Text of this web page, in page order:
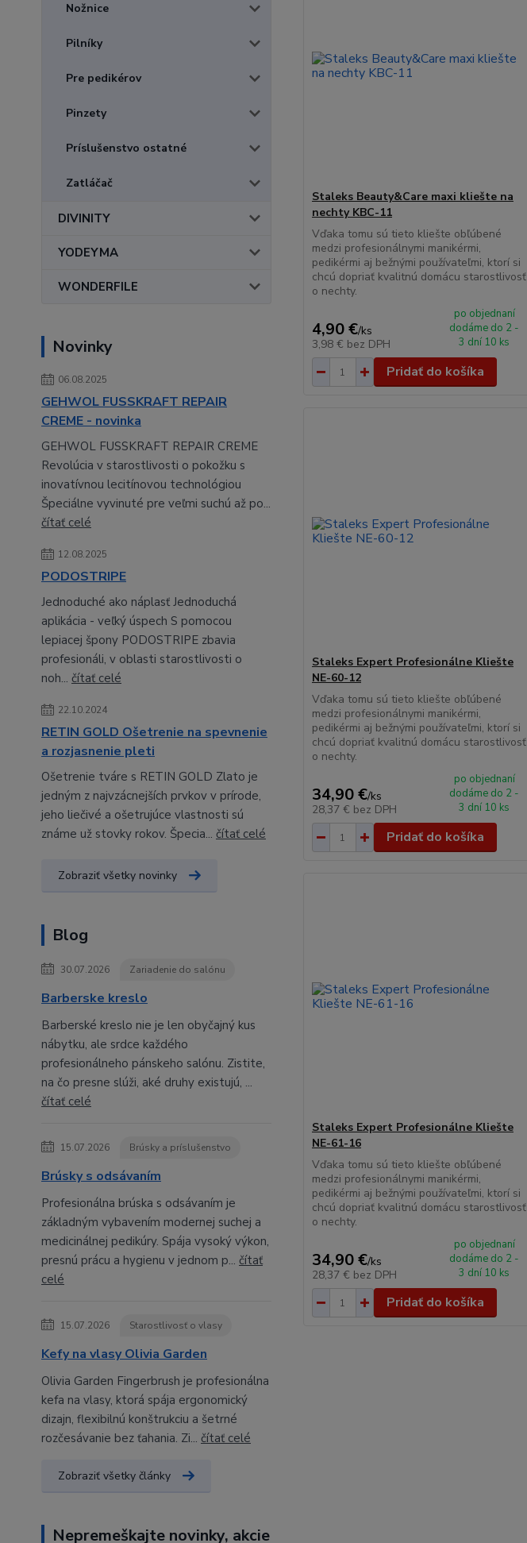
Nožnice
Pilníky
Pre pedikérov
Pinzety
Príslušenstvo ostatné
Zatláčač
DIVINITY
YODEYMA
WONDERFILE
Novinky
06.08.2025
GEHWOL FUSSKRAFT REPAIR
CREME - novinka
GEHWOL FUSSKRAFT REPAIR CREME
Revolúcia v starostlivosti o pokožku s
inovatívnou lecitínovou technológiou
Špeciálne vyvinuté pre veľmi suchú až po...
čítať celé
12.08.2025
PODOSTRIPE
Jednoduché ako náplasť Jednoduchá
aplikácia - veľký úspech S pomocou
lepiacej špony PODOSTRIPE zbavia
profesionáli, v oblasti starostlivosti o
noh... čítať celé
22.10.2024
RETIN GOLD Ošetrenie na spevnenie
a rozjasnenie pleti
Ošetrenie tváre s RETIN GOLD Zlato je
jedným z najvzácnejších prvkov v prírode,
jeho liečivé a ošetrujúce vlastnosti sú
známe už stovky rokov. Špecia... čítať celé
Zobraziť všetky novinky
Blog
30.07.2026 Zariadenie do salónu
Barberske kreslo
Barberské kreslo nie je len obyčajný kus
nábytku, ale srdce každého
profesionálneho pánskeho salónu. Zistite,
na čo presne slúži, aké druhy existujú, ...
čítať celé
15.07.2026 Brúsky a príslušenstvo
Brúsky s odsávaním
Profesionálna brúska s odsávaním je
základným vybavením modernej suchej a
medicinálnej pedikúry. Spája vysoký výkon,
presnú prácu a hygienu v jednom p... čítať
celé
15.07.2026 Starostlivosť o vlasy
Kefy na vlasy Olivia Garden
Olivia Garden Fingerbrush je profesionálna
kefa na vlasy, ktorá spája ergonomický
dizajn, flexibilnú konštrukciu a šetrné
rozčesávanie bez ťahania. Zi... čítať celé
Zobraziť všetky články
Nepremeškajte novinky, akcie
Staleks Beauty&Care maxi kliešte na
nechty KBC-11
Vďaka tomu sú tieto kliešte obľúbené
medzi profesionálnymi manikérmi,
pedikérmi aj bežnými používateľmi, ktorí si
chcú dopriať kvalitnú domácu starostlivosť
o nechty.
4,90 €/ks
3,98 € bez DPH
po objednaní
dodáme do 2 -
3 dní 10 ks
Pridať do košíka
Staleks Expert Profesionálne Kliešte
NE-60-12
Vďaka tomu sú tieto kliešte obľúbené
medzi profesionálnymi manikérmi,
pedikérmi aj bežnými používateľmi, ktorí si
chcú dopriať kvalitnú domácu starostlivosť
o nechty.
34,90 €/ks
28,37 € bez DPH
po objednaní
dodáme do 2 -
3 dní 10 ks
Pridať do košíka
Staleks Expert Profesionálne Kliešte
NE-61-16
Vďaka tomu sú tieto kliešte obľúbené
medzi profesionálnymi manikérmi,
pedikérmi aj bežnými používateľmi, ktorí si
chcú dopriať kvalitnú domácu starostlivosť
o nechty.
34,90 €/ks
28,37 € bez DPH
po objednaní
dodáme do 2 -
3 dní 10 ks
Pridať do košíka